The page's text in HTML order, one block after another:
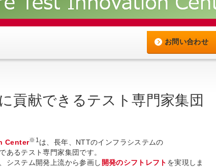
お問い合わせ
貢献できるテスト専門家集団
Center※1 は、長年、NTTのインフラシステムの
あるテスト専門家集団です。
システム開発上流から参画し 開発のシフトレフト を実現しま